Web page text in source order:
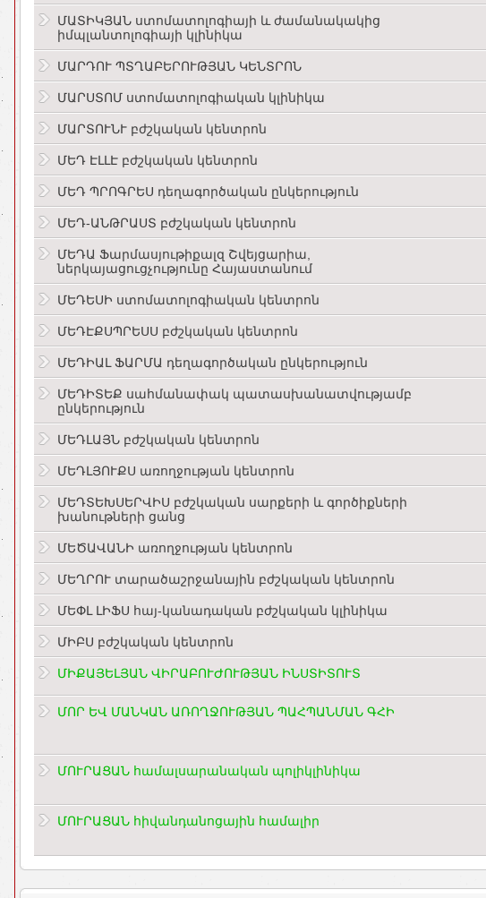
ՄԱՏԻԿՅԱՆ ստոմատոլոգիայի և ժամանակակից
իմպլանտոլոգիայի կլինիկա
ՄԱՐԴՈՒ ՊՏՂԱԲԵՐՈՒԹՅԱՆ ԿԵՆՏՐՈՆ
ՄԱՐՍՏՈՄ ստոմատոլոգիական կլինիկա
ՄԱՐՏՈՒՆՒ բժշկական կենտրոն
ՄԵԴ ԷԼԼԷ բժշկական կենտրոն
ՄԵԴ ՊՐՈԳՐԵՍ դեղագործական ընկերություն
ՄԵԴ-ԱՆԹՐԱՍՏ բժշկական կենտրոն
ՄԵԴԱ Ֆարմասյութիքալզ Շվեյցարիա,
ներկայացուցչությունը Հայաստանում
ՄԵԴԵՍԻ ստոմատոլոգիական կենտրոն
ՄԵԴԷՔՍՊՐԵՍՍ բժշկական կենտրոն
ՄԵԴԻԱԼ ՖԱՐՄԱ դեղագործական ընկերություն
ՄԵԴԻՏԵՔ սահմանափակ պատասխանատվությամբ
ընկերություն
ՄԵԴԼԱՅՆ բժշկական կենտրոն
ՄԵԴԼՅՈՒՔՍ առողջության կենտրոն
ՄԵԴՏԵԽՍԵՐՎԻՍ բժշկական սարքերի և գործիքների
խանութների ցանց
ՄԵԾԱՎԱՆԻ առողջության կենտրոն
ՄԵՂՐՈՒ տարածաշրջանային բժշկական կենտրոն
ՄԵՓԼ ԼԻՖՍ հայ-կանադական բժշկական կլինիկա
ՄԻԲՍ բժշկական կենտրոն
ՄԻՔԱՅԵԼՅԱՆ ՎԻՐԱԲՈՒԺՈՒԹՅԱՆ ԻՆՍՏԻՏՈՒՏ
ՄՈՐ ԵՎ ՄԱՆԿԱՆ ԱՌՈՂՋՈՒԹՅԱՆ ՊԱՀՊԱՆՄԱՆ ԳՀԻ
ՄՈՒՐԱՑԱՆ համալսարանական պոլիկլինիկա
ՄՈՒՐԱՑԱՆ հիվանդանոցային համալիր